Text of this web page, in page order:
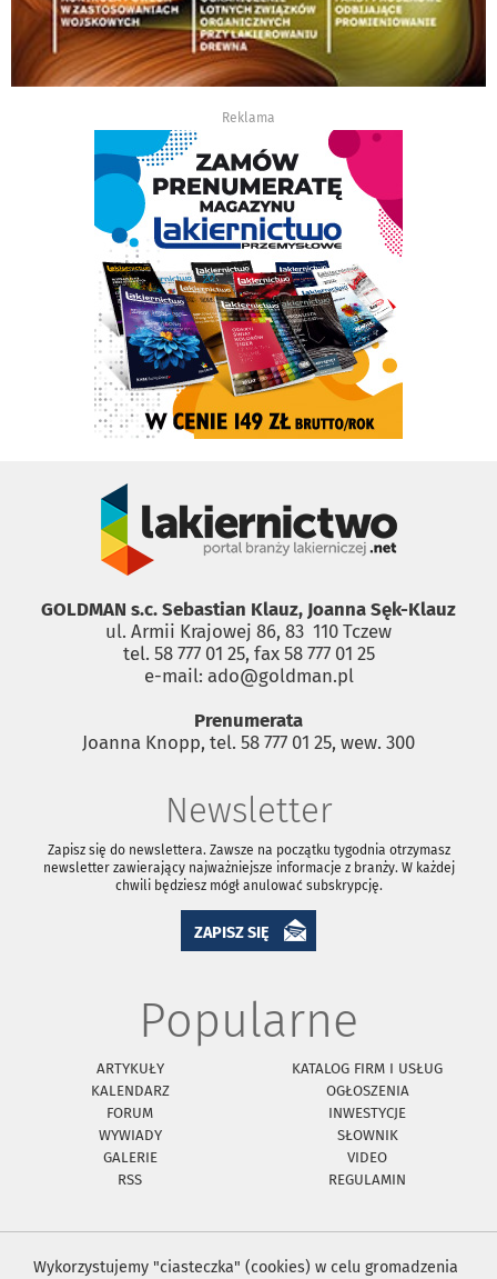
Reklama
GOLDMAN s.c. Sebastian Klauz, Joanna Sęk-Klauz
ul. Armii Krajowej 86, 83 ­ 110 Tczew
tel. 58 777 01 25, fax 58 777 01 25
e-mail: ado@goldman.pl
Prenumerata
Joanna Knopp, tel. 58 777 01 25, wew. 300
Newsletter
Zapisz się do newslettera. Zawsze na początku tygodnia otrzymasz
newsletter zawierający najważniejsze informacje z branży. W każdej
chwili będziesz mógł anulować subskrypcję.
ZAPISZ SIĘ
Popularne
ARTYKUŁY
KATALOG FIRM I USŁUG
KALENDARZ
OGŁOSZENIA
FORUM
INWESTYCJE
WYWIADY
SŁOWNIK
GALERIE
VIDEO
RSS
REGULAMIN
Wykorzystujemy "ciasteczka" (cookies) w celu gromadzenia